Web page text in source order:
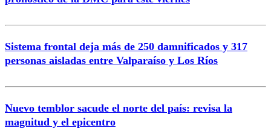
Enviar comentario
Sistema frontal deja más de 250 damnificados y 317
personas aisladas entre Valparaíso y Los Ríos
Nuevo temblor sacude el norte del país: revisa la
magnitud y el epicentro